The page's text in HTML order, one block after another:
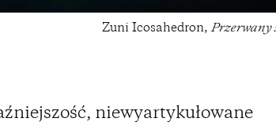
Zuni Icosahedron, Przerwany
niewyartykułowane